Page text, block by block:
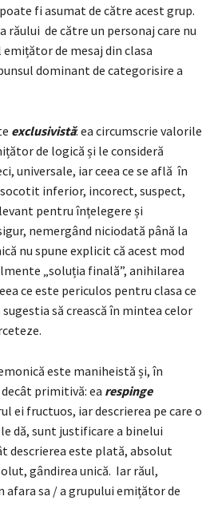
fi asumat de către acest grup.
răului de către un personaj care nu
de mesaj din clasa
dominant de categorisire a
exclusivistă: ea circumscrie valorile
de logică și le consideră
universale, iar ceea ce se află în
inferior, incorect, suspect,
pentru înțelegere și
nemergând niciodată până la
nu spune explicit că acest mod
„soluția finală”, anihilarea
ce este periculos pentru clasa ce
să crească în mintea celor
este maniheistă și, în
primitivă: ea respinge
ei fructuos, iar descrierea pe care o
dă, sunt justificare a binelui
descrierea este plată, absolut
gândirea unică. Iar răul,
afara sa / a grupului emițător de